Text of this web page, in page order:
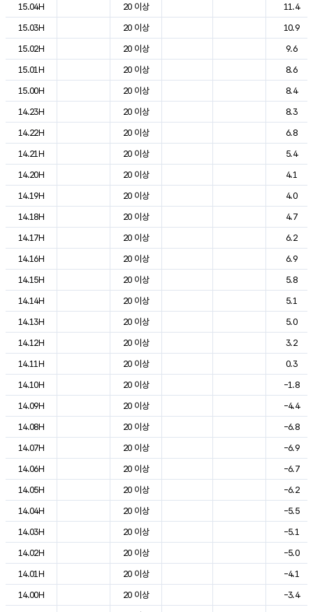
15.04H
20 이상
11.4
15.03H
20 이상
10.9
15.02H
20 이상
9.6
15.01H
20 이상
8.6
15.00H
20 이상
8.4
14.23H
20 이상
8.3
14.22H
20 이상
6.8
14.21H
20 이상
5.4
14.20H
20 이상
4.1
14.19H
20 이상
4.0
14.18H
20 이상
4.7
14.17H
20 이상
6.2
14.16H
20 이상
6.9
14.15H
20 이상
5.8
14.14H
20 이상
5.1
14.13H
20 이상
5.0
14.12H
20 이상
3.2
14.11H
20 이상
0.3
14.10H
20 이상
-1.8
14.09H
20 이상
-4.4
14.08H
20 이상
-6.8
14.07H
20 이상
-6.9
14.06H
20 이상
-6.7
14.05H
20 이상
-6.2
14.04H
20 이상
-5.5
14.03H
20 이상
-5.1
14.02H
20 이상
-5.0
14.01H
20 이상
-4.1
14.00H
20 이상
-3.4